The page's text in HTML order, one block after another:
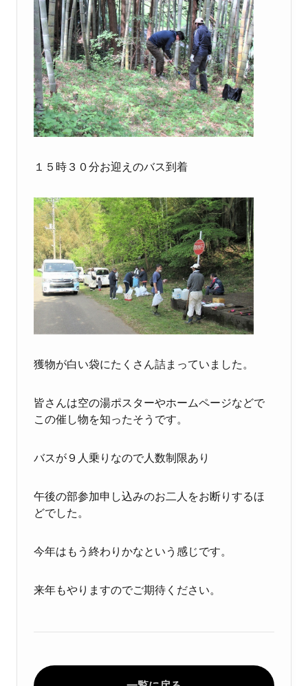
１５時３０分お迎えのバス到着
獲物が白い袋にたくさん詰まっていました。
皆さんは空の湯ポスターやホームページなどで
この催し物を知ったそうです。
バスが９人乗りなので人数制限あり
午後の部参加申し込みのお二人をお断りするほ
どでした。
今年はもう終わりかなという感じです。
来年もやりますのでご期待ください。